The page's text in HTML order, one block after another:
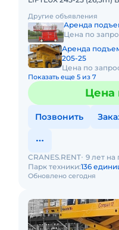
Выдвижная секция п
Другие объявления
Аренда
Цена по
Аренда
205-25
Цена по
Показать еще 5 из 7
Цена
Позвонить
Обновлено сегодня
CRANES.RENT 9 лет
Парк техники:136